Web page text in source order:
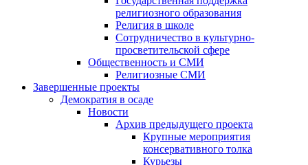
религиозного образования
Религия в школе
Сотрудничество в культурно-
просветительской сфере
Общественность и СМИ
Религиозные СМИ
Завершенные проекты
Демократия в осаде
Новости
Архив предыдущего проекта
Крупные мероприятия
консервативного толка
Курьезы